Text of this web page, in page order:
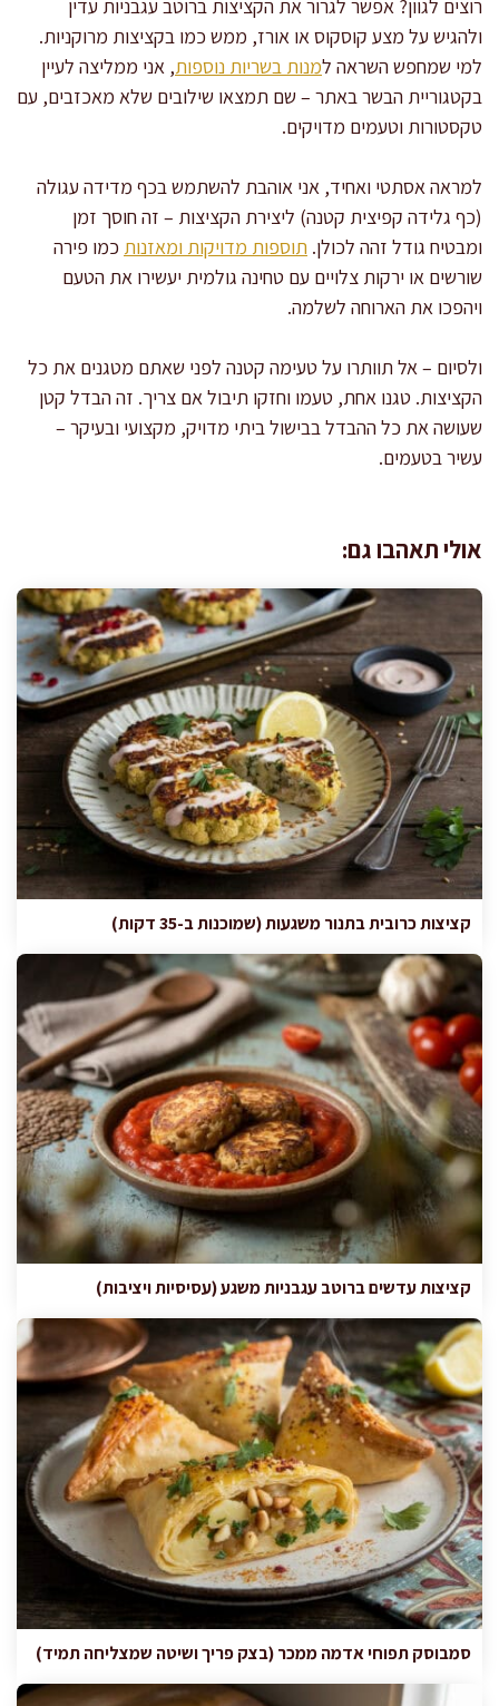
רוצים לגוון? אפשר לגרור את הקציצות ברוטב עגבניות עדין
ולהגיש על מצע קוסקוס או אורז, ממש כמו בקציצות מרוקניות.
למי שמחפש השראה למנות בשריות נוספות, אני ממליצה לעיין
בקטגוריית הבשר באתר – שם תמצאו שילובים שלא מאכזבים, עם
טקסטורות וטעמים מדויקים.
למראה אסתטי ואחיד, אני אוהבת להשתמש בכף מדידה עגולה
(כף גלידה קפיצית קטנה) ליצירת הקציצות – זה חוסך זמן
ומבטיח גודל זהה לכולן. תוספות מדויקות ומאזנות כמו פירה
שורשים או ירקות צלויים עם טחינה גולמית יעשירו את הטעם
ויהפכו את הארוחה לשלמה.
ולסיום – אל תוותרו על טעימה קטנה לפני שאתם מטגנים את כל
הקציצות. טגנו אחת, טעמו וחזקו תיבול אם צריך. זה הבדל קטן
שעושה את כל ההבדל בבישול ביתי מדויק, מקצועי ובעיקר –
עשיר בטעמים.
אולי תאהבו גם:
קציצות כרובית בתנור משגעות (שמוכנות ב-35 דקות)
קציצות עדשים ברוטב עגבניות משגע (עסיסיות ויציבות)
סמבוסק תפוחי אדמה ממכר (בצק פריך ושיטה שמצליחה תמיד)